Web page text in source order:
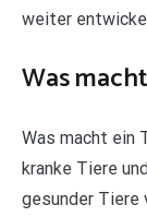
weiter
Was
Was macht ein
kranke Tiere
gesunder Tiere